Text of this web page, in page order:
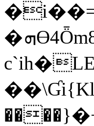
�ܗƟ4Ȫm8�X�.�